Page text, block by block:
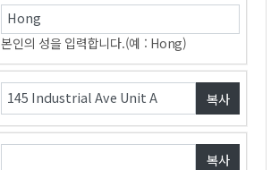
본인의성을입력합니다.(예:Hong)
복사
복사